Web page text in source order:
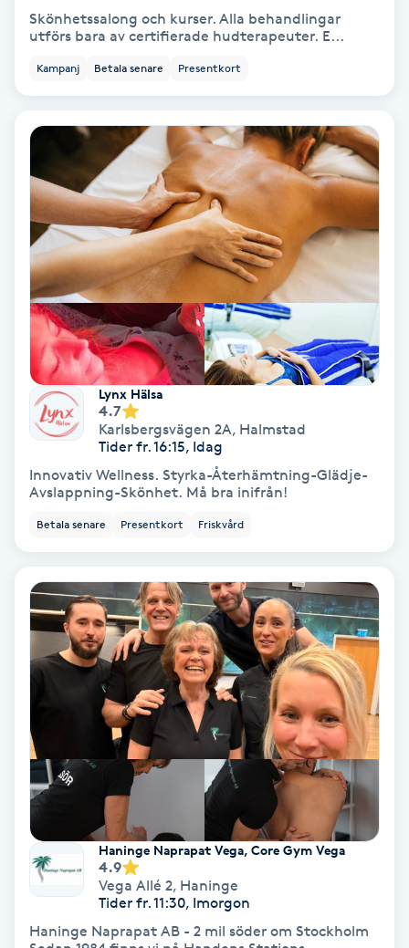
Trådning
Tvätt & Fön
Vaccination
Vampyrbehandling
Vaxning
Vaxning brasiliansk
Veterinär
Vårtor
Yoga
Yoga Nidra
Yogamassage
Skönhetssalong och kurser. Alla behandlingar
utförs bara av certifierade hudterapeuter. E...
Kampanj Betala senare Presentkort
Lynx Hälsa
4.7
Karlsbergsvägen 2A, Halmstad
Tider fr. 16:15, Idag
Innovativ Wellness. Styrka-Återhämtning-Glädje-
Avslappning-Skönhet. Må bra inifrån!
Betala senare Presentkort Friskvård
Haninge Naprapat Vega, Core Gym Vega
4.9
Vega Allé 2, Haninge
Tider fr. 11:30, Imorgon
Haninge Naprapat AB - 2 mil söder om Stockholm